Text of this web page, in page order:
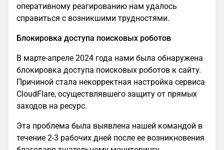
оперативному реагированию нам удалось
справиться с возникшими трудностями.
Блокировка доступа поисковых роботов
В марте-апреле 2024 года нами была обнаружена
блокировка доступа поисковых роботов к сайту.
Причиной стала некорректная настройка сервиса
CloudFlare, осуществлявшего защиту от прямых
заходов на ресурс.
Эта проблема была выявлена нашей командой в
течение 2-3 рабочих дней после ее возникновения